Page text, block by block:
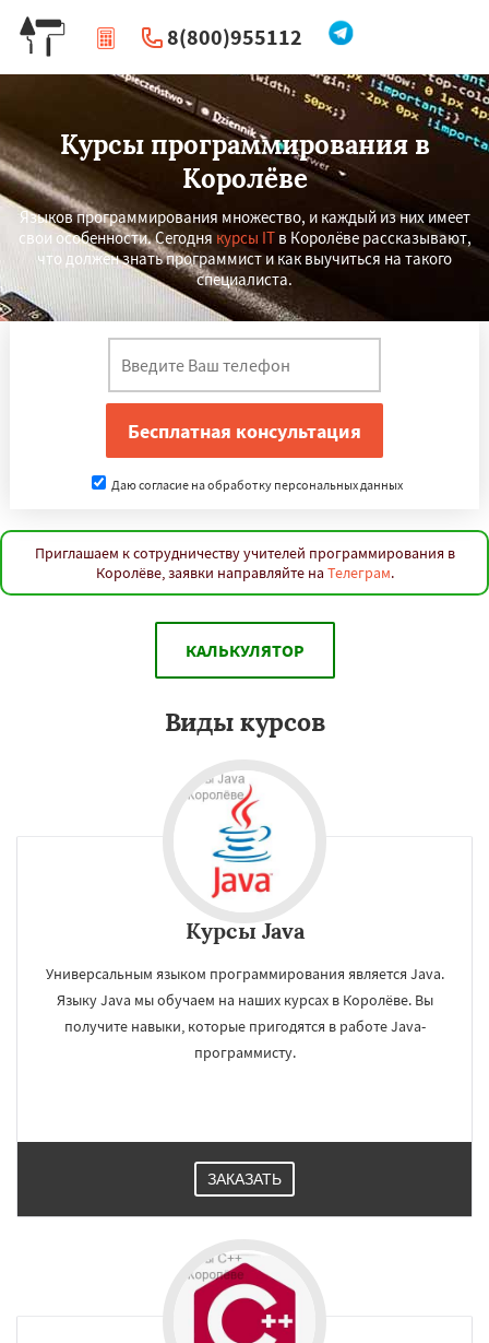
8(800)955112
| Перезвоните мне
Курсы программирования в
Королёве
Языков программирования множество, и каждый из них имеет
свои особенности. Сегодня курсы ITв Королёве рассказывают,
что должен знать программист и как выучиться на такого
специалиста.
Даю согласие на обработку персональных данных
Приглашаем к сотрудничеству учителей программирования в
Королёве, заявки направляйте на Телеграм.
КАЛЬКУЛЯТОР
Виды курсов
Курсы Java
Универсальным языком программирования является Java.
Языку Java мы обучаем на наших курсах в Королёве. Вы
получите навыки, которые пригодятся в работе Java-
программисту.
ЗАКАЗАТЬ